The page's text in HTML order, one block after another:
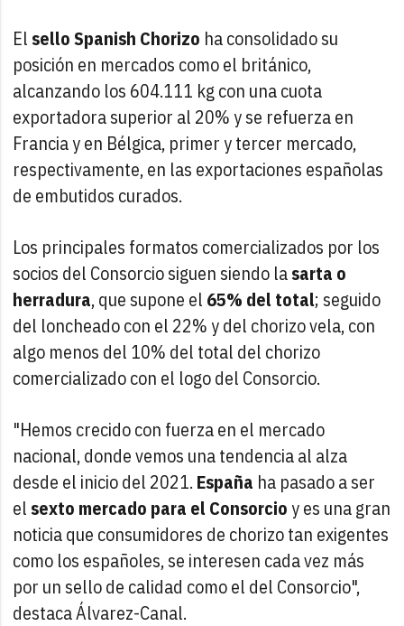
El sello Spanish Chorizo ha consolidado su
posición en mercados como el británico,
alcanzando los 604.111 kg con una cuota
exportadora superior al 20% y se refuerza en
Francia y en Bélgica, primer y tercer mercado,
respectivamente, en las exportaciones españolas
de embutidos curados.
Los principales formatos comercializados por los
socios del Consorcio siguen siendo lasarta o
herradura, que supone el 65% del total; seguido
del loncheado con el 22% y del chorizo vela, con
algo menos del 10% del total del chorizo
comercializado con el logo del Consorcio.
"Hemos crecido con fuerza en el mercado
nacional, donde vemos una tendencia al alza
desde el inicio del 2021. España ha pasado a ser
el sexto mercado para el Consorcioy es una gran
noticia que consumidores de chorizo tan exigentes
como los españoles, se interesen cada vez más
por un sello de calidad como el del Consorcio",
destaca Álvarez-Canal.